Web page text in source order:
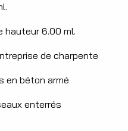
hauteur 6.00 ml.
de charpente
en béton armé
enterrés